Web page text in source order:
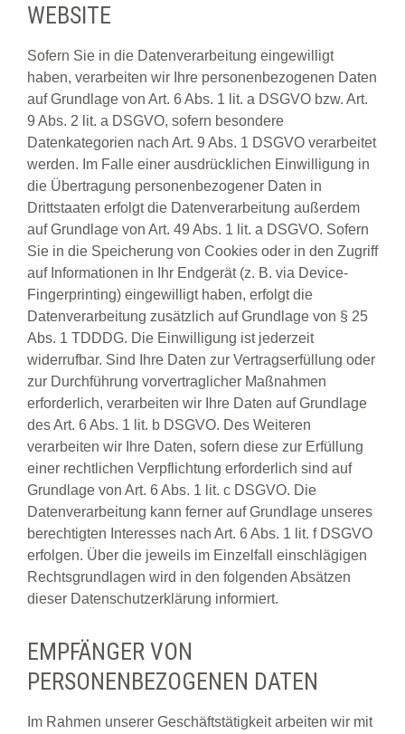
WEBSITE
Sofern Sie in die Datenverarbeitung eingewilligt
haben, verarbeiten wir Ihre personenbezogenen Daten
auf Grundlage von Art. 6 Abs. 1 lit. a DSGVO bzw. Art.
9 Abs. 2 lit. a DSGVO, sofern besondere
Datenkategorien nach Art. 9 Abs. 1 DSGVO verarbeitet
werden. Im Falle einer ausdrücklichen Einwilligung in
die Übertragung personenbezogener Daten in
Drittstaaten erfolgt die Datenverarbeitung außerdem
auf Grundlage von Art. 49 Abs. 1 lit. a DSGVO. Sofern
Sie in die Speicherung von Cookies oder in den Zugriff
auf Informationen in Ihr Endgerät (z. B. via Device-
Fingerprinting) eingewilligt haben, erfolgt die
Datenverarbeitung zusätzlich auf Grundlage von § 25
Abs. 1 TDDDG. Die Einwilligung ist jederzeit
widerrufbar. Sind Ihre Daten zur Vertragserfüllung oder
zur Durchführung vorvertraglicher Maßnahmen
erforderlich, verarbeiten wir Ihre Daten auf Grundlage
des Art. 6 Abs. 1 lit. b DSGVO. Des Weiteren
verarbeiten wir Ihre Daten, sofern diese zur Erfüllung
einer rechtlichen Verpflichtung erforderlich sind auf
Grundlage von Art. 6 Abs. 1 lit. c DSGVO. Die
Datenverarbeitung kann ferner auf Grundlage unseres
berechtigten Interesses nach Art. 6 Abs. 1 lit. f DSGVO
erfolgen. Über die jeweils im Einzelfall einschlägigen
Rechtsgrundlagen wird in den folgenden Absätzen
dieser Datenschutzerklärung informiert.
EMPFÄNGER VON
PERSONENBEZOGENEN DATEN
Im Rahmen unserer Geschäftstätigkeit arbeiten wir mit